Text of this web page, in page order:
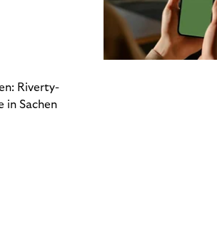
Riverty-
in Sachen